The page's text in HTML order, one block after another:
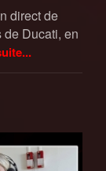
direct de
Ducati, en